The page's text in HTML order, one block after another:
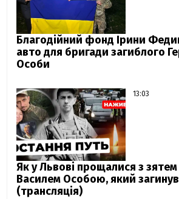
Благодійний фонд Ірини
авто для бригади загиблого
Особи
13:03
Як у Львові прощалися з
Василем Особою, який загинув
(трансляція)